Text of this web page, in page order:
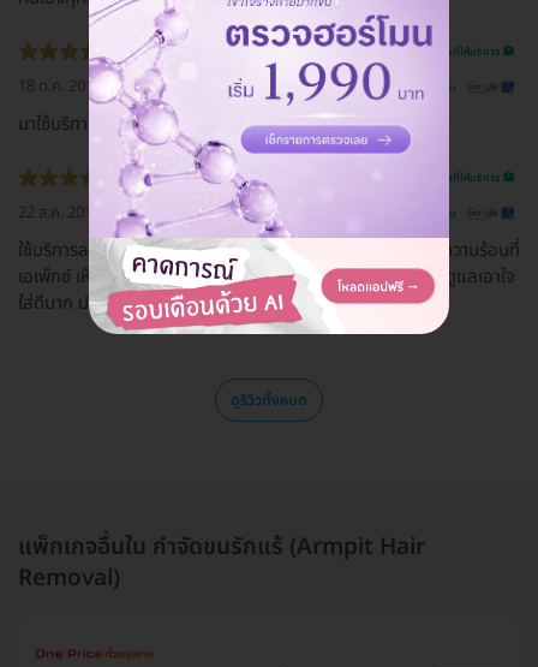
รีวิวสถานที่ให้บริการ 🏥
18 ต.ค. 2019 ดูรีวิวต้นฉบับ
มาใช้บริการครั้งแรกก็รู้สึกหลงรักแล้วค่ะ 👍👍👍
รีวิวสถานที่ให้บริการ 🏥
22 ส.ค. 2019 ดูรีวิวต้นฉบับ
ใช้บริการลดสัดส่วนด้วย Coolsculpting และ นวดกระชับด้วยความร้อนที่
เอเพ็กซ์ เห็นผลลัพท์ดีมากๆค่ะรูปร่างดีขึ้นมากจริงๆ พนักงานก็ดูแลเอาใจ
ใส่ดีมาก ประทับใจค่ะ
ดูรีวิวทั้งหมด
แพ็กเกจอื่นใน กำจัดขนรักแร้ (Armpit Hair
Removal)